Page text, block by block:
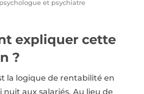
et psychiatre
expliquer cette
?
la logique de rentabilité en
aux salariés. Au lieu de